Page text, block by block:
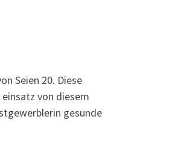
Seien 20. Diese
von diesem
gesunde